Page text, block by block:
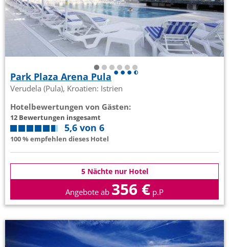
Park Plaza Arena Pula
Verudela (Pula), Kroatien: Istrien
Hotelbewertungen von Gästen:
12 Bewertungen insgesamt
5,6 von 6
100 % empfehlen dieses Hotel
5 Nächte nur Hotel
Angebote ab 356 € p.P